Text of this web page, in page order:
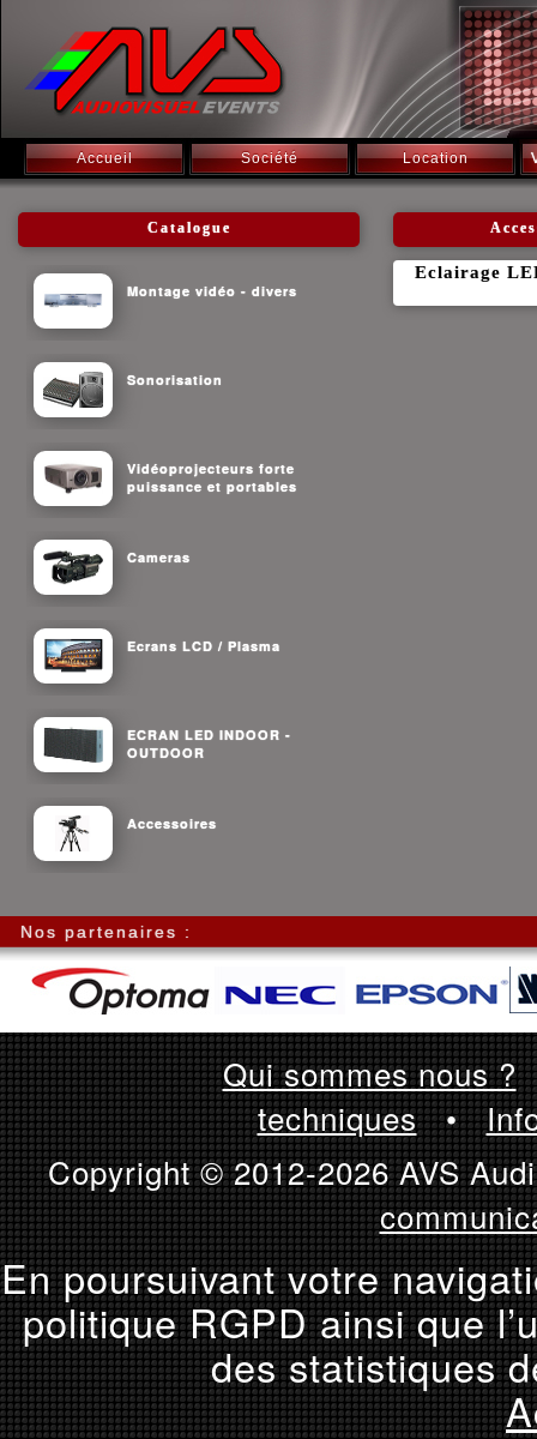
Accueil Société Location
Catalogue
Montage vidéo - divers
Sonorisation
Vidéoprojecteurs forte
puissance et portables
Cameras
Ecrans LCD / Plasma
ECRAN LED INDOOR -
OUTDOOR
Accessoires
Eclairage
Nos partenaires :
Qui sommes nous ?
techniques•
Copyright © 2012-2026 AVS
En poursuivant votre
politique RGPD ainsi que
des statistiques